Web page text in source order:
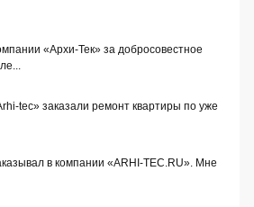
«Архи-Тек» за добросовестное
tec» заказали ремонт квартиры по уже
в компании «ARHI-TEC.RU». Мне